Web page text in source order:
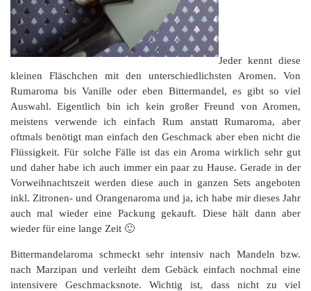
Jeder kennt diese
kleinen Fläschchen mit den unterschiedlichsten Aromen. Von
Rumaroma bis Vanille oder eben Bittermandel, es gibt so viel
Auswahl. Eigentlich bin ich kein großer Freund von Aromen,
meistens verwende ich einfach Rum anstatt Rumaroma, aber
oftmals benötigt man einfach den Geschmack aber eben nicht die
Flüssigkeit. Für solche Fälle ist das ein Aroma wirklich sehr gut
und daher habe ich auch immer ein paar zu Hause. Gerade in der
Vorweihnachtszeit werden diese auch in ganzen Sets angeboten
inkl. Zitronen- und Orangenaroma und ja, ich habe mir dieses Jahr
auch mal wieder eine Packung gekauft. Diese hält dann aber
wieder für eine lange Zeit 🙂
Bittermandelaroma schmeckt sehr intensiv nach Mandeln bzw.
nach Marzipan und verleiht dem Gebäck einfach nochmal eine
intensivere Geschmacksnote. Wichtig ist, dass nicht zu viel